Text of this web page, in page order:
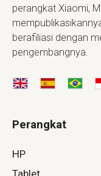
perangkat Xiaomi,
berafiliasi dengan
pengembangnya.
Perangkat
HP
Tablet